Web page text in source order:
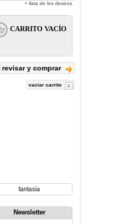
+ lista de los deseos
revisar y comprar
vaciar carrito
fantasía
Newsletter